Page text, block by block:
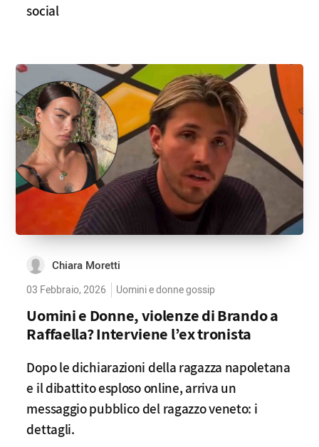
social
Chiara Moretti
03 Febbraio, 2026 Uomini e donne gossip
Uomini e Donne, violenze di Brando a
Raffaella? Interviene l’ex tronista
Dopo le dichiarazioni della ragazza napoletana
e il dibattito esploso online, arriva un
messaggio pubblico del ragazzo veneto: i
dettagli.